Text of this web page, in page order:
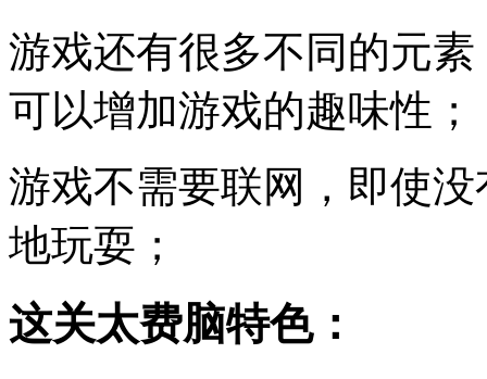
游戏还有很多不同的元
可以增加游戏的趣味性；
游戏不需要联网，即使
地玩耍；
这关太费脑特色：